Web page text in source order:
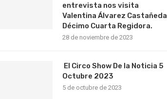
entrevista nos visita
Valentina Álvarez Castañeda
Décimo Cuarta Regidora.
28 de noviembre de 2023
El Circo Show De la Noticia 5
Octubre 2023
5 de octubre de 2023